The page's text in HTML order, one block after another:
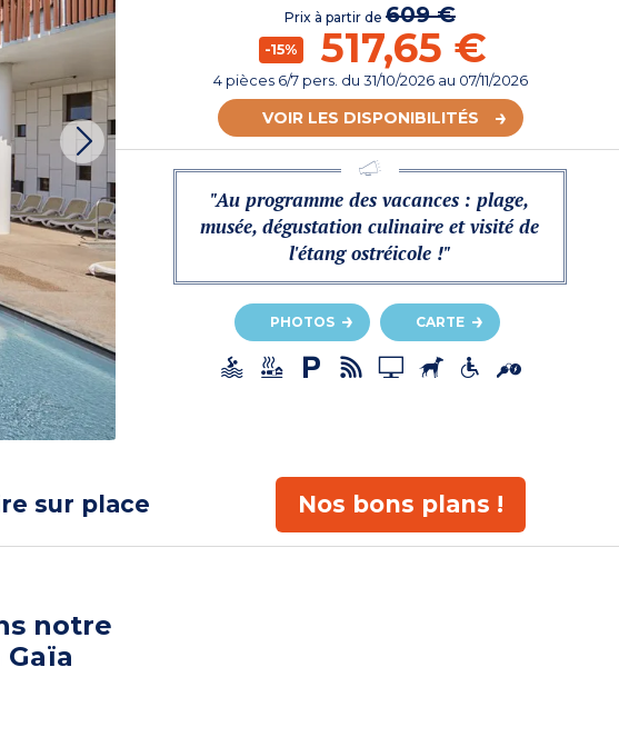
Prix à partir de 609 €
-15% 517,65 €
4 pièces 6/7 pers. du 31/10/2026au 07/11/2026
VOIR LES DISPONIBILITÉS
"Au programme des vacances : plage,
musée, dégustation culinaire et visité de
l'étang ostréicole !"
PHOTOS CARTE
sur place Nos bons plans !
notre